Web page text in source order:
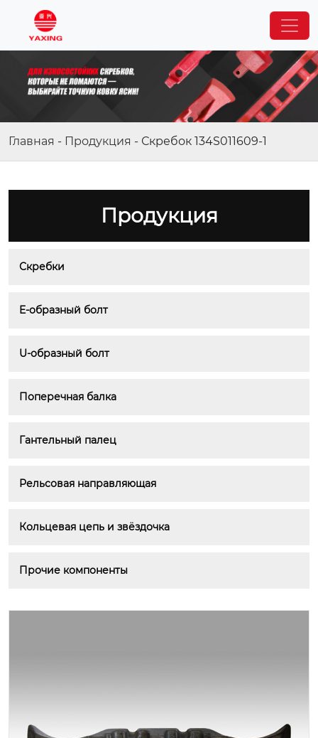
Главная - Продукция - Скребок 134S011609-1
Продукция
Скребки
E-образный болт
U-образный болт
Поперечная балка
Гантельный палец
Рельсовая направляющая
Кольцевая цепь и звёздочка
Прочие компоненты